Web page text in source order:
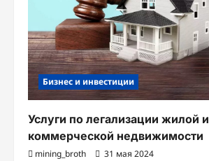
Бизнес и инвестиции
Услуги по легализации жилой и
коммерческой недвижимости
mining_broth 31 мая 2024